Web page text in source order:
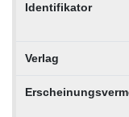
Identifikator
Verlag